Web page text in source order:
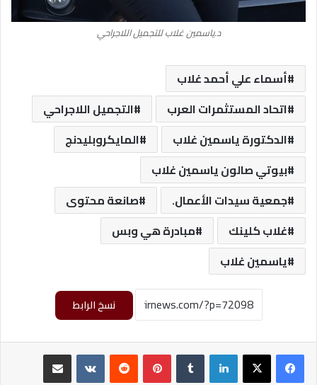
د.ياسمين غلاب للتجميل اللاجراحي
أسماء علي أحمد غلاب
اتحاد المستثمرات العرب
التجميل اللاجراحي
الدكتورة ياسمين غلاب
المايكروبليدنج
بيوتي صالون ياسمين غلاب
جمعية سيدات الأعمال.
صانعة محتوى
غلاب كلينك
مبادرة هي وبس
ياسمين غلاب
نسخ الرابط
لينكدإن بينتيريست